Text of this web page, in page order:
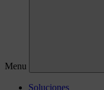
Menu
Soluciones